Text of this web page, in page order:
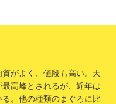
がよく、値段も高い。天
高峰とされるが、近年は
。他の種類のまぐろに比